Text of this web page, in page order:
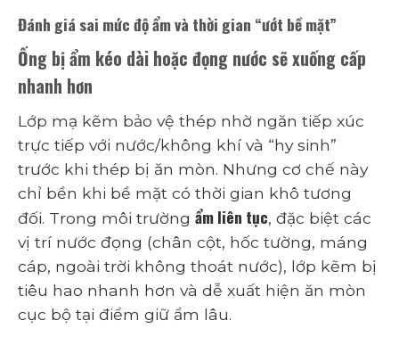
Đánh giá sai mức độ ẩm và thời gian “ướt bề mặt”
Ống bị ẩm kéo dài hoặc đọng nước sẽ xuống cấp
nhanh hơn
Lớp mạ kẽm bảo vệ thép nhờ ngăn tiếp xúc
trực tiếp với nước/không khí và “hy sinh”
trước khi thép bị ăn mòn. Nhưng cơ chế này
chỉ bền khi bề mặt có thời gian khô tương
đối. Trong môi trường ẩm liên tục, đặc biệt các
vị trí nước đọng (chân cột, hốc tường, máng
cáp, ngoài trời không thoát nước), lớp kẽm bị
tiêu hao nhanh hơn và dễ xuất hiện ăn mòn
cục bộ tại điểm giữ ẩm lâu.